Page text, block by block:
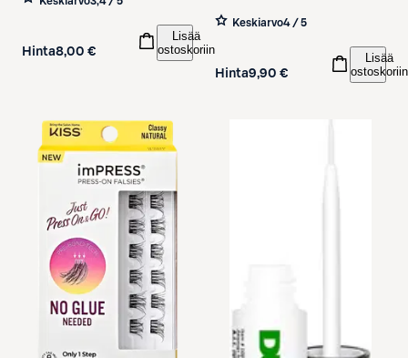
Hinta8,00 €
Lisää
ostoskoriin
Keskiarvo4 / 5
Hinta9,90 €
Lisää
ostoskoriin